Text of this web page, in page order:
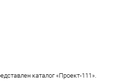
каталог «Проект-111».